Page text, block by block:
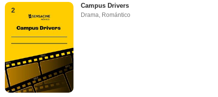
2
Campus Drivers
Drama, Romántico